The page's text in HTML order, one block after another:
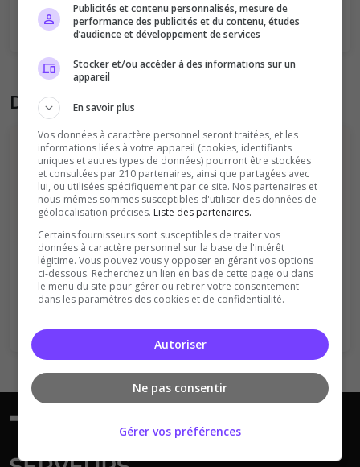
Donner son avis sur le serveur
Vous devez être connecté pour ajouter
un avis sur ce serveur !
Se connecter S'inscrire
Publicités et contenu personnalisés, mesure de
performance des publicités et du contenu, études
d’audience et développement de services
Stocker et/ou accéder à des informations sur un
appareil
En savoir plus
Vos données à caractère personnel seront traitées, et les
informations liées à votre appareil (cookies, identifiants
uniques et autres types de données) pourront être stockées
et consultées par 210 partenaires, ainsi que partagées avec
lui, ou utilisées spécifiquement par ce site. Nos partenaires et
nous-mêmes sommes susceptibles d'utiliser des données de
géolocalisation précises. Liste des partenaires.
Certains fournisseurs sont susceptibles de traiter vos
données à caractère personnel sur la base de l'intérêt
légitime. Vous pouvez vous y opposer en gérant vos options
ci-dessous. Recherchez un lien en bas de cette page ou dans
le menu du site pour gérer ou retirer votre consentement
dans les paramètres des cookies et de confidentialité.
Autoriser
Ne pas consentir
Gérer vos préférences